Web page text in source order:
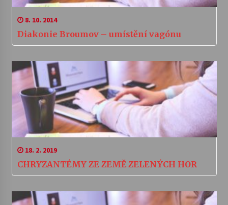
8. 10. 2014
Diakonie Broumov – umístění vagónu
18. 2. 2019
CHRYZANTÉMY ZE ZEMĚ ZELENÝCH HOR